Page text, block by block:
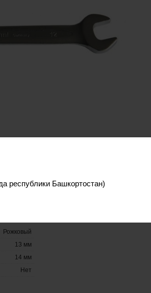
республики Башкортостан)
вопросы
Рожковый
13 мм
14 мм
Нет